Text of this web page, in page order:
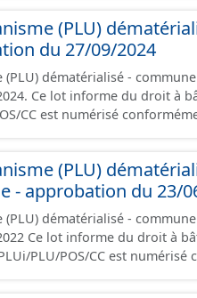
orientations
papier font foi et
(PLU)
du 27/09/2024
dématérialisé -
de
CC est numérisé
d'aménagement et les
à la création de ces données,
foi et sont opposables d'un
(PLU)
- approbation du 23/
dématérialisé -
de
PLU/POS/CC est numérisé